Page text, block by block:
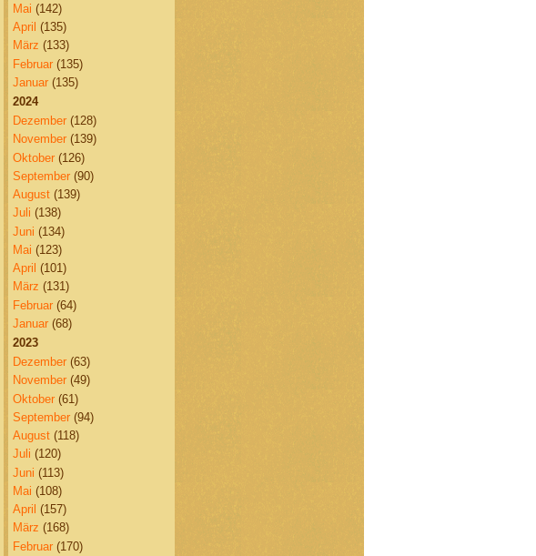
Mai (142)
April (135)
März (133)
Februar(135)
Januar(135)
2024
Dezember(128)
November(139)
Oktober(126)
September(90)
August(139)
Juli (138)
Juni (134)
Mai (123)
April (101)
März (131)
Februar(64)
Januar(68)
2023
Dezember(63)
November(49)
Oktober(61)
September(94)
August(118)
Juli (120)
Juni (113)
Mai (108)
April (157)
März (168)
Februar(170)